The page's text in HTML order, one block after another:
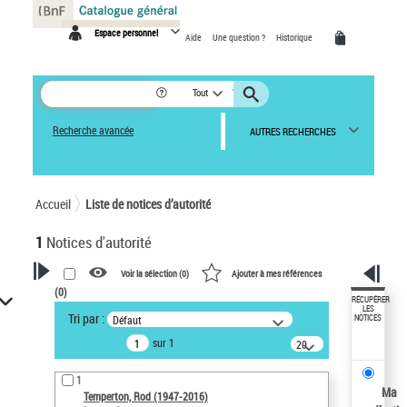
Espace personnel Aide Une question ? Historique
Tout
Recherche avancée AUTRES RECHERCHES
Accueil Liste de notices d’autorité
1 Notices d'autorité
VOTRE RECHERCHE
Recherche avancée dans les
notices d’autorité
Œuvres liées à l'auteur :
Temperton, Rod (1947-2016)
Voir la sélection (0) Ajouter à mes références
(0)
Tri par : Défaut
sur 1
20
résultats/page
1
Temperton, Rod (1947-2016)
RÉCUPÉRER
LES
NOTICES
Ma
Panneau de gestion des cookies